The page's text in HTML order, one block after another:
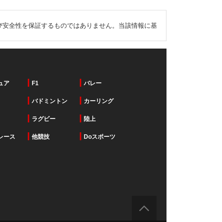
全性を保証するものではありません。当該情報に基
ア F1 バレー
バドミントン カーリング
ラグビー 陸上
ース 他競技 Doスポーツ